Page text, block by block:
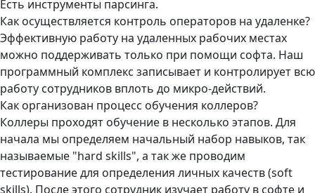
Есть инструменты парсинга.
Как осуществляется контроль операторов на удаленке?
Эффективную работу на удаленных рабочих местах
можно поддерживать только при помощи софта. Наш
программный комплекс записывает и контролирует всю
работу сотрудников вплоть до микро-действий.
Как организован процесс обучения коллеров?
Коллеры проходят обучение в несколько этапов. Для
начала мы определяем начальный набор навыков, так
называемые "hard skills", а так же проводим
тестирование для определения личных качеств (soft
skills). После этого сотрудник изучает работу в софте и